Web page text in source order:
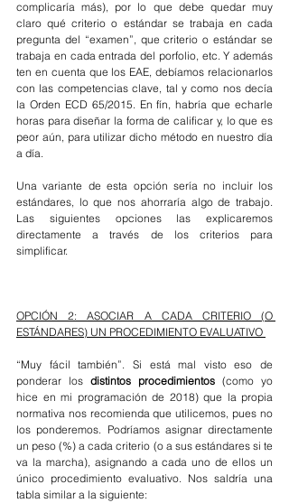
complicaría más), por lo que debe quedar muy
claro qué criterio o estándar se trabaja en cada
pregunta del “examen”, que criterio o estándar se
trabaja en cada entrada del porfolio, etc. Y además
ten en cuenta que los EAE, debíamos relacionarlos
con las competencias clave, tal y como nos decía
la Orden ECD 65/2015. En fín, habría que echarle
horas para diseñar la forma de calificar y, lo que es
peor aún, para utilizar dicho método en nuestro día
a día.
Una variante de esta opción sería no incluir los
estándares, lo que nos ahorraría algo de trabajo.
Las siguientes opciones las explicaremos
directamente a través de los criterios para
simplificar.
OPCIÓN 2: ASOCIAR A CADA CRITERIO (O
ESTÁNDARES) UN PROCEDIMIENTO EVALUATIVO
“Muy fácil también”. Si está mal visto eso de
ponderar los distintos procedimientos (como yo
hice en mi programación de 2018) que la propia
normativa nos recomienda que utilicemos, pues no
los ponderemos. Podríamos asignar directamente
un peso (%) a cada criterio (o a sus estándares si te
va la marcha), asignando a cada uno de ellos un
único procedimiento evaluativo. Nos saldría una
tabla similar a la siguiente: